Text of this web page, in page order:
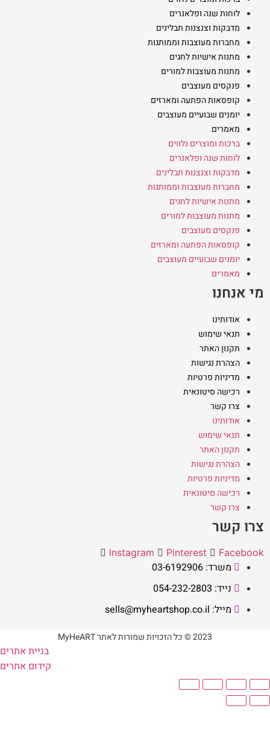
לוחות שנה ופלאנרים
מדבקות וצנצנות תבלינים
מחברות מעוצבות וממותגות
מתנות אישיות לחגים
מתנות מעוצבות למורים
פנקסים מעוצבים
קופסאות הפתעה ומארזים
יומנים שבועיים מעוצבים
מאמרים
ברכות ומוצרים נלווים
לוחות שנה ופלאנרים
מדבקות וצנצנות תבלינים
מחברות מעוצבות וממותגות
מתנות אישיות לחגים
מתנות מעוצבות למורים
פנקסים מעוצבים
קופסאות הפתעה ומארזים
יומנים שבועיים מעוצבים
מאמרים
מי אנחנו
אודותינו
תנאי שימוש
תקנון האתר
הצהרת נגישות
מדיניות פרטיות
רכישה סיטונאית
צרו קשר
אודותינו
תנאי שימוש
תקנון האתר
הצהרת נגישות
מדיניות פרטיות
רכישה סיטונאית
צרו קשר
צרו קשר
Instagram Pinterest Facebook
משרד: 03-6192906
נייד: 054-232-2803
מייל: sells@myheartshop.co.il
2023 © כל הזכויות שמורות לאתר MyHeART
בניית אתרים
קידום אתרים